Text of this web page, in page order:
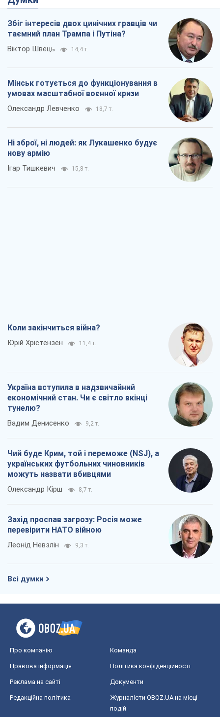
Збіг інтересів двох цинічних гравців чи
таємний план Трампа і Путіна?
Віктор Швець 14,4 т.
Мінськ готується до функціонування в
умовах масштабної воєнної кризи
Олександр Левченко 18,7 т.
Ні зброї, ні людей: як Лукашенко будує
нову армію
Ігар Тишкевич 15,8 т.
Коли закінчиться війна?
Юрій Хрістензен 11,4 т.
Україна вступила в надзвичайний
економічний стан. Чи є світло вкінці
тунелю?
Вадим Денисенко 9,2 т.
Чий буде Крим, той і переможе (NSJ), а
українських футбольних чиновників
можуть назвати вбивцями
Олександр Кірш 8,7 т.
Захід проспав загрозу: Росія може
перевірити НАТО війною
Леонід Невзлін 9,3 т.
Всі думки
Про компанію Команда
Правова інформація Політика конфіденційності
Реклама на сайті Документи
Редакційна політика
Журналісти OBOZ.UA на місці
подій